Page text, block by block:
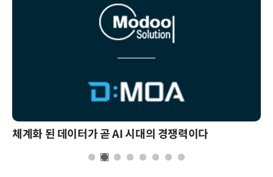
체계화 된 데이터가 곧 AI 시대의 경쟁력이다